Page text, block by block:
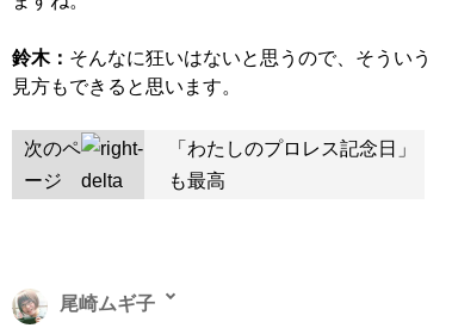
鈴木： そんなに狂いはないと思うので、そういう
見方もできると思います。
次のペ
ージ
「わたしのプロレス記念日」
も最高
尾崎ムギ子